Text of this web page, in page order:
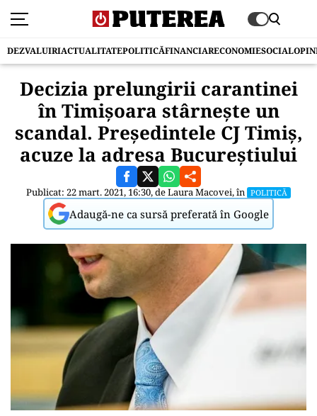
DEZVALUIRIACTUALITATEPOLITICĂFINANCIARECONOMIESOCIAL
Decizia prelungirii carantinei
în Timișoara stârnește un
scandal. Președintele CJ Timiș,
acuze la adresa Bucureștiului
Publicat: 22 mart. 2021, 16:30, deLaura Macovei, în POLITICĂ
Adaugă-ne ca sursă preferată în Google